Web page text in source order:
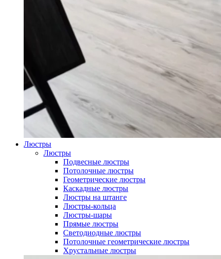
Люстры
Люстры
Подвесные люстры
Потолочные люстры
Геометрические люстры
Каскадные люстры
Люстры на штанге
Люстры-кольца
Люстры-шары
Прямые люстры
Светодиодные люстры
Потолочные геометрические люстры
Хрустальные люстры